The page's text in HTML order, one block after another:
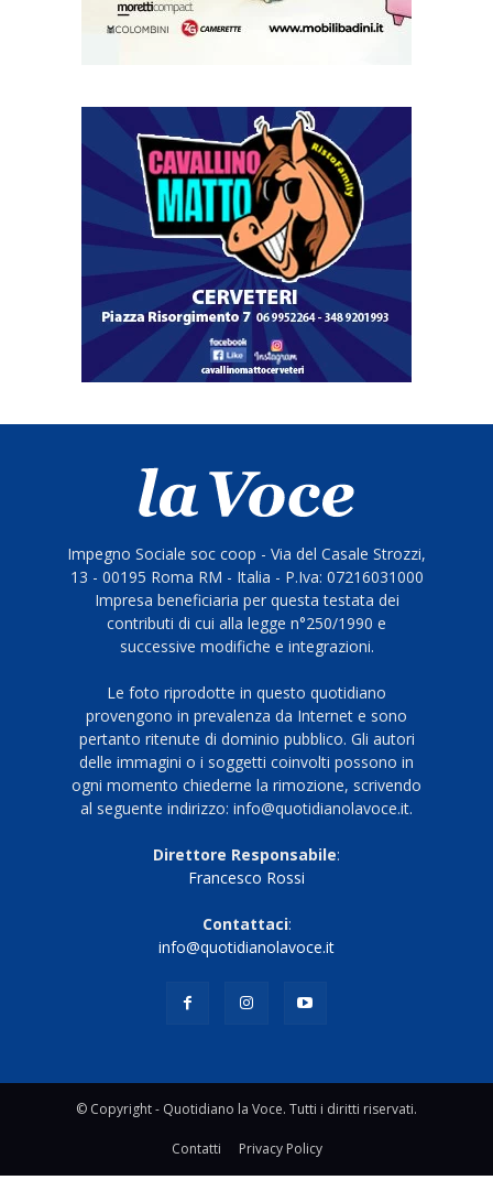
Impegno Sociale soc coop - Via del Casale Strozzi,
13 - 00195 Roma RM - Italia - P.Iva: 07216031000
Impresa beneficiaria per questa testata dei
contributi di cui alla legge n°250/1990 e
successive modifiche e integrazioni.
Le foto riprodotte in questo quotidiano
provengono in prevalenza da Internet e sono
pertanto ritenute di dominio pubblico. Gli autori
delle immagini o i soggetti coinvolti possono in
ogni momento chiederne la rimozione, scrivendo
al seguente indirizzo: info@quotidianolavoce.it.
Direttore Responsabile:
Francesco Rossi
Contattaci:
info@quotidianolavoce.it
© Copyright - Quotidiano la Voce. Tutti i diritti riservati.
Contatti Privacy Policy